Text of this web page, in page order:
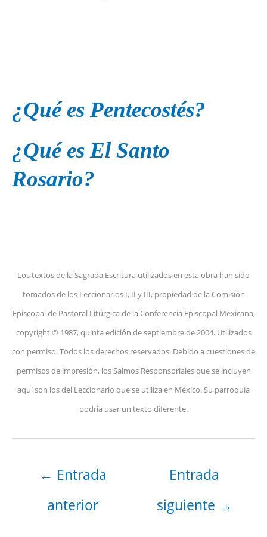
¿Qué es Pentecostés?
¿Qué es El Santo
Rosario?
Los textos de la Sagrada Escritura utilizados en esta obra han sido
tomados de los Leccionarios I, II y III, propiedad de la Comisión
Episcopal de Pastoral Litúrgica de la Conferencia Episcopal Mexicana,
copyright © 1987, quinta edición de septiembre de 2004. Utilizados
con permiso. Todos los derechos reservados. Debido a cuestiones de
permisos de impresión, los Salmos Responsoriales que se incluyen
aquí son los del Leccionario que se utiliza en México. Su parroquia
podría usar un texto diferente.
← Entrada
anterior
Entrada
siguiente →